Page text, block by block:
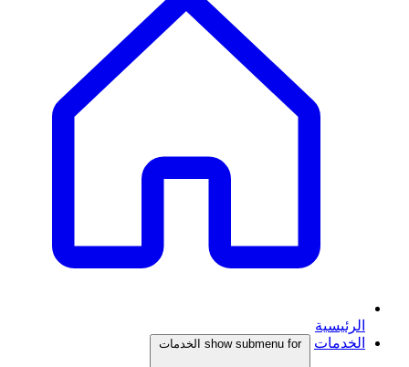
الرئيسية
الخدمات
show submenu for الخدمات